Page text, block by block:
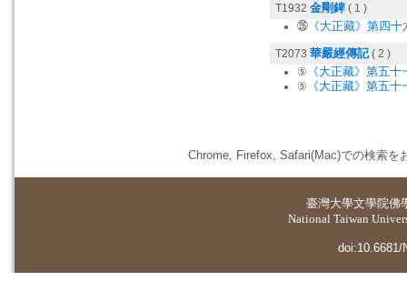
T1932 金剛錍 ( 1 )
㉖ 《大正藏》第四
T2073 華嚴經傳記( 2 )
⑤ 《大正藏》第五
⑤ 《大正藏》第五
Chrome, Firefox, Safari(Mac)での検索を
臺灣大學文學院佛
National Taiwan
doi:10.6681/